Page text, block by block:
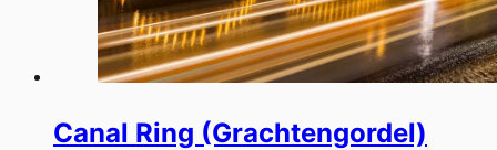
Canal Ring (Grachtengordel)